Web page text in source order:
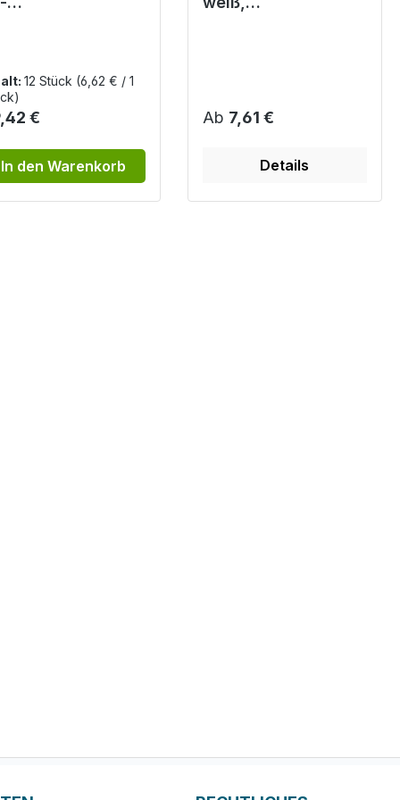
Stück
12 Stück (6,62 € / 1
Preis:
€
In den Warenkorb
Regulärer Preis:
Ab 7,61 €
Details